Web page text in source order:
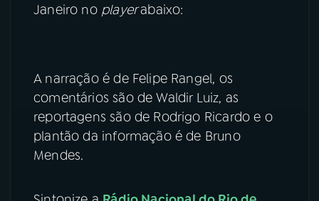
Janeiro no playerabaixo:
A narração é de Felipe Rangel, os
comentários são de Waldir Luiz, as
reportagens são de Rodrigo Ricardo e o
plantão da informação é de Bruno
Mendes.